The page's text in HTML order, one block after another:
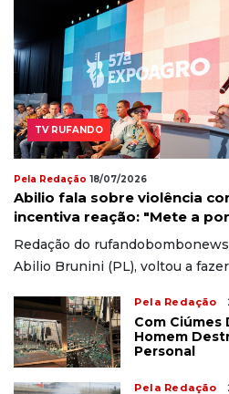
TV RUFANDO
Pela Redação 18/07/2026
Abilio fala sobre violência
incentiva reação: "Mete a
Redação do
Abilio Brunini (PL), voltou a fazer
Pela Redação
Com Ciúmes
Homem
Personal
Pela Redação